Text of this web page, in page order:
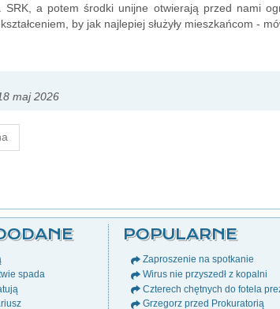
SRK, a potem środki unijne otwierają przed nami
by jak najlepiej służyły mieszkańcom -
maj 2026
spada
POPULARNE
Zaproszenie na spotkanie
Wirus nie przyszedł z kopalni
Czterech chętnych do fotela
Grzegorz przed Prokuratorią